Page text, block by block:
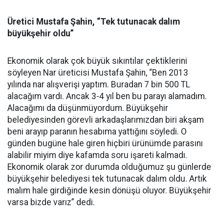
Üretici Mustafa Şahin, “Tek tutunacak dalım
büyükşehir oldu”
Ekonomik olarak çok büyük sıkıntılar çektiklerini
söyleyen Nar üreticisi Mustafa Şahin, “Ben 2013
yılında nar alışverişi yaptım. Buradan 7 bin 500 TL
alacağım vardı. Ancak 3-4 yıl ben bu parayı alamadım.
Alacağımı da düşünmüyordum. Büyükşehir
belediyesinden görevli arkadaşlarımızdan biri akşam
beni arayıp paranın hesabıma yattığını söyledi. O
günden bugüne hale giren hiçbiri ürünümde parasını
alabilir miyim diye kafamda soru işareti kalmadı.
Ekonomik olarak zor durumda olduğumuz şu günlerde
büyükşehir belediyesi tek tutunacak dalım oldu. Artık
malım hale girdiğinde kesin dönüşü oluyor. Büyükşehir
varsa bizde varız” dedi.